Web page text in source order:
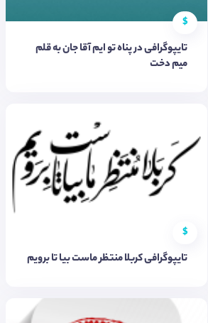
$
تایپوگرافی در پناه تو ایم آقا جان به قلم
میم دخت
$
تایپوگرافی کربلا منتظر ماست بیا تا برویم